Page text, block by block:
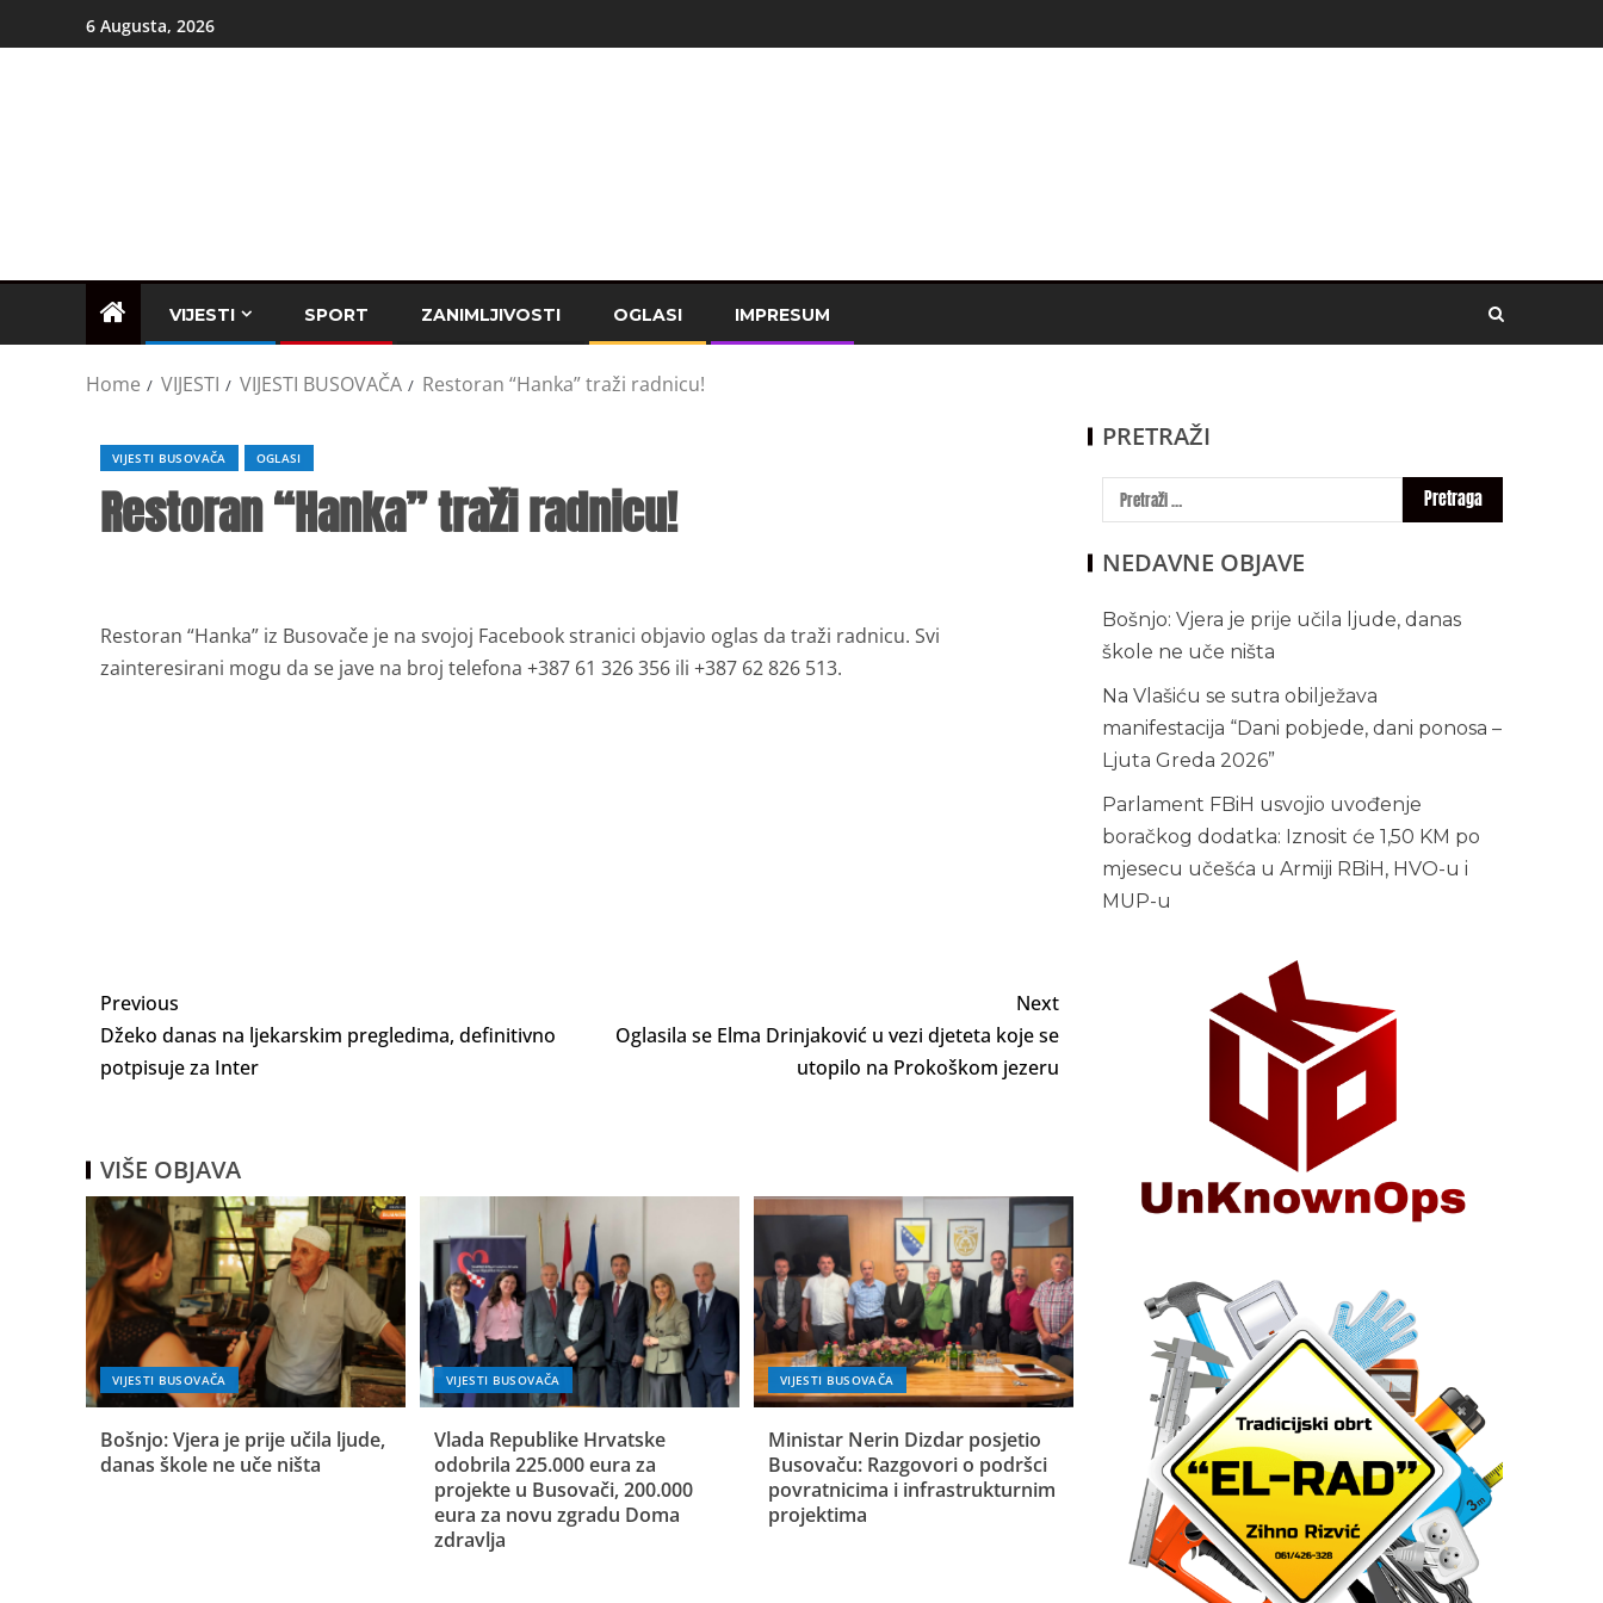
6 Augusta, 2026
VIJESTI SPORT ZANIMLJIVOSTI OGLASI IMPRESUM
Home VIJESTI VIJESTI BUSOVAČA Restoran “Hanka” traži radnicu!
VIJESTI BUSOVAČA OGLASI
Restoran “Hanka” traži radnicu!
Restoran “Hanka” iz Busovače je na svojoj Facebook stranici objavio oglas da traži radnicu. Svi
zainteresirani mogu da se jave na broj telefona +387 61 326 356 ili +387 62 826 513.
Previous
Džeko danas na ljekarskim pregledima, definitivno
potpisuje za Inter
Next
Oglasila se Elma Drinjaković u vezi djeteta koje se
utopilo na Prokoškom jezeru
VIŠE OBJAVA
VIJESTI BUSOVAČA
Bošnjo: Vjera je prije učila ljude,
danas škole ne uče ništa
VIJESTI BUSOVAČA
Vlada Republike Hrvatske
odobrila 225.000 eura za
projekte u Busovači, 200.000
eura za novu zgradu Doma
zdravlja
VIJESTI BUSOVAČA
Ministar Nerin Dizdar posjetio
Busovaču: Razgovori o podršci
povratnicima i infrastrukturnim
projektima
PRETRAŽI
NEDAVNE OBJAVE
Bošnjo: Vjera je prije učila ljude, danas
škole ne uče ništa
Na Vlašiću se sutra obilježava
manifestacija “Dani pobjede, dani ponosa –
Ljuta Greda 2026”
Parlament FBiH usvojio uvođenje
boračkog dodatka: Iznosit će 1,50 KM po
mjesecu učešća u Armiji RBiH, HVO-u i
MUP-u